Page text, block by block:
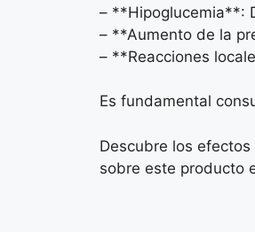
– **Hipoglucemia**:
– **Aumento de la
– **Reacciones
Es fundamental
Descubre los
sobre este producto